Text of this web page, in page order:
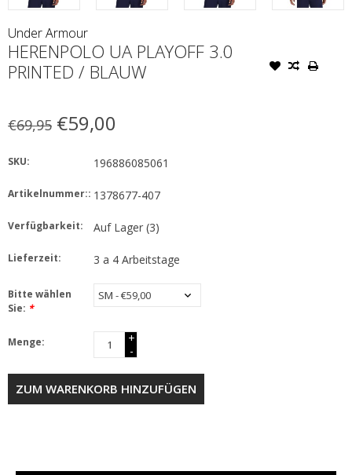
Under Armour
HERENPOLO UA PLAYOFF 3.0
PRINTED / BLAUW
€69,95 €59,00
SKU: 196886085061
Artikelnummer:: 1378677-407
Verfügbarkeit: Auf Lager(3)
Lieferzeit: 3 a 4 Arbeitstage
Bitte wählen
Sie: *
Menge:
+
-
ZUM WARENKORB HINZUFÜGEN